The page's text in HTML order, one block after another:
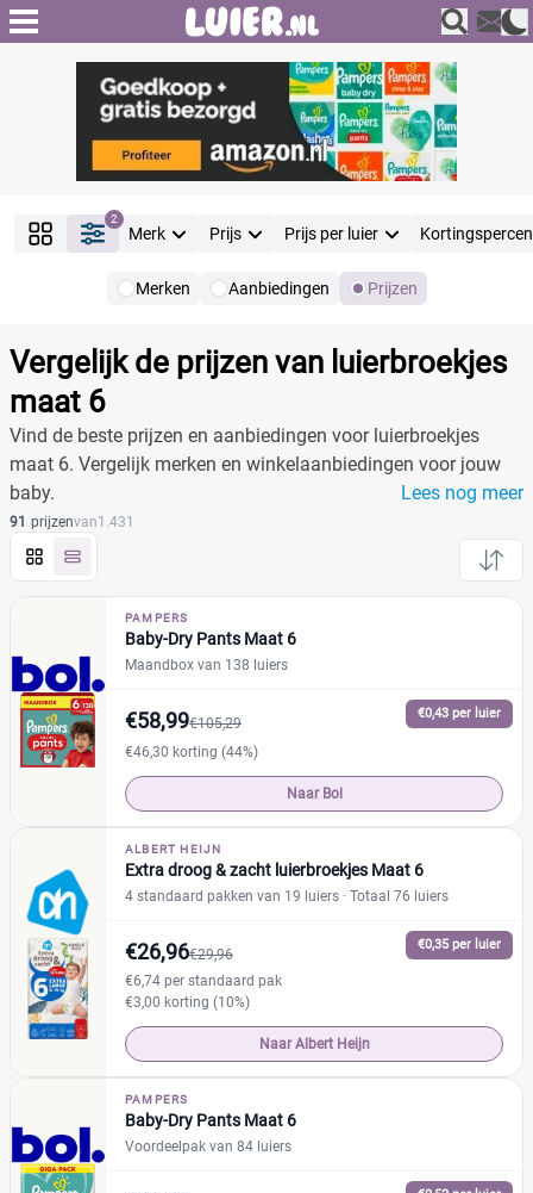
2
Merk Prijs Prijs per luier
Merken Aanbiedingen Prijzen
Filter Reset alle filters
Merk
Pampers (55)
Zwitsal
Albert Heijn (4)
Attitude
Bambo Nature (1)
(5)
Dodot
Jumbo
Kruidvat (4)
Lupilu
Mamia
Muumi
(1)
Rascal + Friends
SweetCare (0)
Prijs per luier
€
Kortingspercentage
%
Vergelijk de prijzen van luierbroekjes
maat 6
Vind de beste prijzen en aanbiedingen voor luierbroekjes
maat 6. Vergelijk merken en winkelaanbiedingen voor jouw
baby.
Lees nog meer
Producten
91 prijzenvan1.431
PAMPERS
Baby-Dry Pants Maat 6
Maandbox van 138 luiers
€0,43 per luier
€58,99€105,29
€46,30 korting (44%)
Naar Bol
ALBERT HEIJN
Extra droog & zacht luierbroekjes Maat 6
4 standaard pakken van 19 luiers · Totaal 76 luiers
€0,35 per luier
€26,96€29,96
€6,74 per standaard pak
€3,00 korting (10%)
Naar Albert Heijn
PAMPERS
Baby-Dry Pants Maat 6
Voordeelpak van 84 luiers